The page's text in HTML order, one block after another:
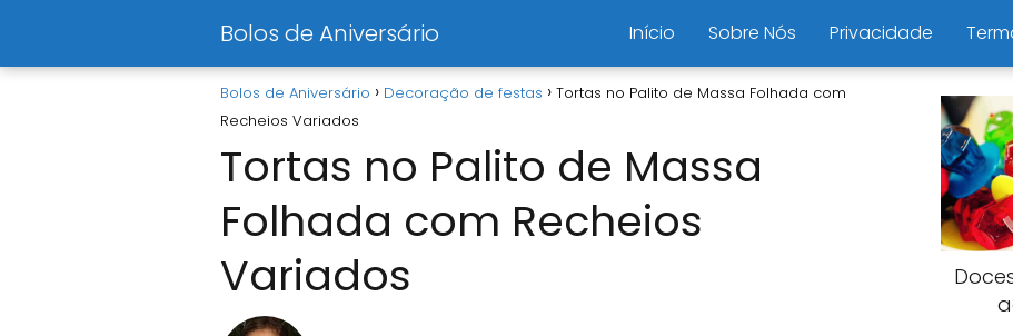
Bolos de Aniversário Início Sobre Nós Privacidade
Bolos de Aniversário Decoração de festas
Tortas no Palito de Massa Folhada com
Recheios Variados
Tortas no Palito de Massa
Folhada com Recheios
Variados